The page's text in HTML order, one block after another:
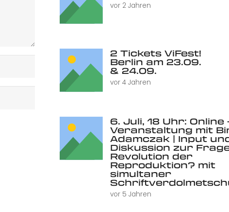
vor 2 Jahren
2 Tickets ViFest!
Berlin am 23.09.
& 24.09.
vor 4 Jahren
6. Juli, 18 Uhr: Online
Veranstaltung mit
Adamczak | Input
Diskussion zur
Revolution der
Reproduktion? mit
simultaner
vor 5 Jahren